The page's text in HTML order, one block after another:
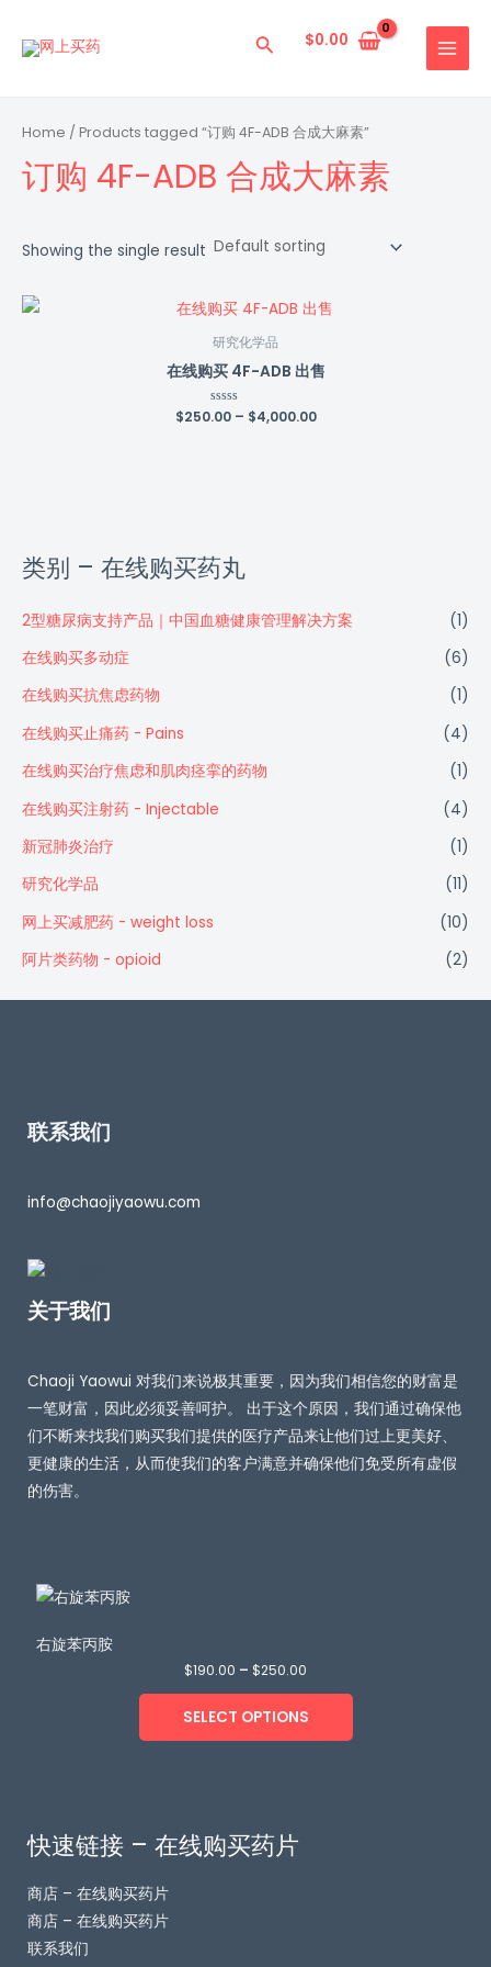
搜
$0.00
MENU
类别 – 在线购买药丸
2型糖尿病支持产品｜中国血糖健康管理解决方案
(1)
在线购买多动症
(6)
在线购买抗焦虑药物
(1)
在线购买止痛药 - Pains
(4)
在线购买治疗焦虑和肌肉痉挛的药物
(1)
在线购买注射药 - Injectable
(4)
新冠肺炎治疗
(1)
研究化学品
(11)
网上买减肥药 - weight loss
(10)
阿片类药物 - opioid
(2)
Home / Products tagged “订购 4F-ADB 合成大麻素”
订购 4F-ADB 合成大麻素
Showing the single result
研究化学品
在线购买 4F-ADB 出售
Rated
$250.00– $4,000.00
联系我们
info@chaojiyaowu.com
关于我们
Chaoji Yaowui 对我们来说极其重要，因为我们相信您的财富是
一笔财富，因此必须妥善呵护。 出于这个原因，我们通过确保他
们不断来找我们购买我们提供的医疗产品来让他们过上更美好、
更健康的生活，从而使我们的客户满意并确保他们免受所有虚假
的伤害。
右旋苯丙胺
$190.00 – $250.00
SELECT OPTIONS
快速链接 – 在线购买药片
商店 – 在线购买药片
商店 – 在线购买药片
联系我们